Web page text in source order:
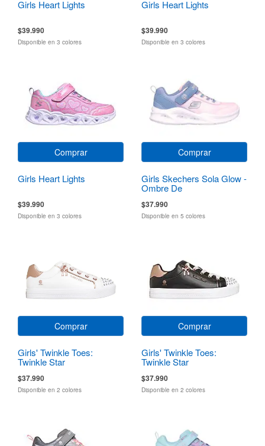
Girls Heart Lights
$39.990
Disponible en 3 colores
Girls Heart Lights
$39.990
Disponible en 3 colores
Comprar
Girls Heart Lights
$39.990
Disponible en 3 colores
Comprar
Girls Skechers Sola Glow -
Ombre De
$37.990
Disponible en 5 colores
Comprar
Girls' Twinkle Toes:
Twinkle Star
$37.990
Disponible en 2 colores
Comprar
Girls' Twinkle Toes:
Twinkle Star
$37.990
Disponible en 2 colores